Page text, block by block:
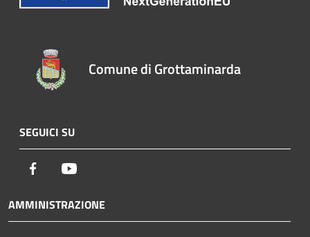
Comune di Grottaminarda
SEGUICI SU
Facebook
AMMINISTRAZIONE